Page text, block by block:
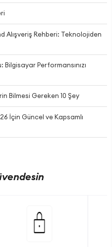
Alışveriş Rehberi: Teknolojiden
Performansınızı
Bilmesi Gereken 10 Şey
İçin Güncel ve Kapsamlı